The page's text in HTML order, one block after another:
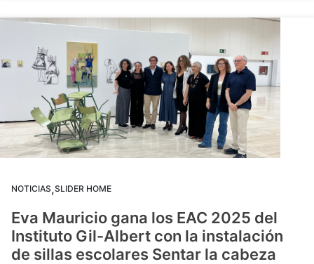
NOTICIAS,SLIDER HOME
Eva Mauricio gana los EAC 2025 del
Instituto Gil-Albert con la instalación
de sillas escolares Sentar la cabeza